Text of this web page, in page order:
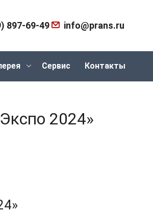
897-69-49 info@prans.ru
Сервис Контакты
2024»